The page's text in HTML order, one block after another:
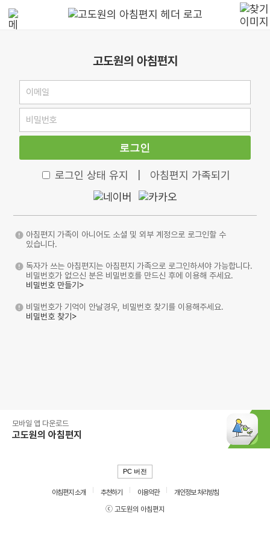
고도원의 아침편지
로그인
로그인 상태 유지 아침편지 가족되기
아침편지 가족이 아니어도 소셜 및 외부 계정으로 로그인할 수
있습니다.
독자가 쓰는 아침편지는 아침편지 가족으로 로그인하셔야 가능합니다.
비밀번호가 없으신 분은 비밀번호를 만드신 후에 이용해 주세요.
비밀번호 만들기>
비밀번호가 기억이 안날경우, 비밀번호 찾기를 이용해주세요.
비밀번호 찾기>
모바일 앱 다운로드
고도원의 아침편지
PC 버전
아침편지 소개 추천하기 이용약관
개인정보 처리방침
ⓒ 고도원의 아침편지